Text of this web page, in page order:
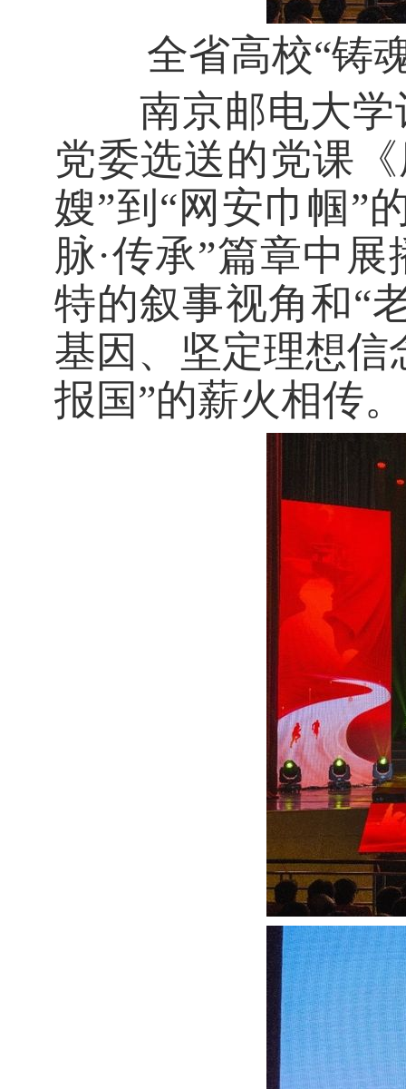
全省高校“铸
南京邮电大学
党委选送的党课
嫂”到“网安巾帼”
脉·传承”篇章中
特的叙事视角和“
基因、坚定理想信
报国”的薪火相传。